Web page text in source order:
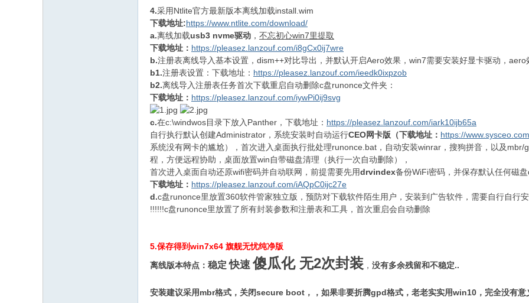
4.采用Ntlite官方最新版本离线加载install.wim
下载地址:https://www.ntlite.com/download/
a.离线加载usb3 nvme驱动 ， 不忘初心win7里提取
下载地址： https://pleasez.lanzouf.com/i8gCx0ij7wre
b.注册表离线导入基本设置，dism++对比导出，并默认开启Aero效果，win7需要安装好显卡驱动，aero
b1.注册表设置：下载地址： https://pleasez.lanzouf.com/ieedk0ixpzob
b2.离线导入注册表任务首次下载重启自动删除c盘runonce文件夹：
下载地址： https://pleasez.lanzouf.com/iywPi0ij9svg
c.在c:\windwos目录下放入Panther，下载地址： https://pleasez.lanzouf.com/iark10ijb65a
自行执行默认创建Administrator，系统安装时自动运行CEO网卡版（下载地址： https://
系统没有网卡的尴尬），首次进入桌面执行批处理runonce.bat，自动安装winrar，搜狗拼音，以及
程，方便远程协助，桌面放置win自带磁盘清理（执行一次自动删除），
首次进入桌面自动还原wifi密码并自动联网，前提需要先用drvindex备份WiFi密码，并保存默认任何磁
下载地址： https://pleasez.lanzouf.com/iAQpC0ijc27e
d.c盘runonce里放置360软件管家独立版，预防对下载软件陌生用户，安装到广告软件，需要自行自行
!!!!!!c盘runonce里放置了所有封装参数和注册表和工具，首次重启会自动删除
5.保存得到win7x64 旗舰无忧纯净版
离线版本特点： 稳定快速 傻瓜化 无2次封装 ， 没有多余残留和不稳定..
安装建议采用mbr格式，关闭secure boot，，如果非要折腾gpd格式，老老实实用win10，完全没有意